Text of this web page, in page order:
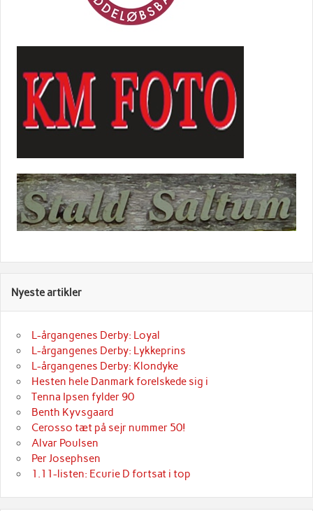
Nyeste artikler
L-årgangenes Derby: Loyal
L-årgangenes Derby: Lykkeprins
L-årgangenes Derby: Klondyke
Hesten hele Danmark forelskede sig i
Tenna Ipsen fylder 90
Benth Kyvsgaard
Cerosso tæt på sejr nummer 50!
Alvar Poulsen
Per Josephsen
1.11-listen: Ecurie D fortsat i top